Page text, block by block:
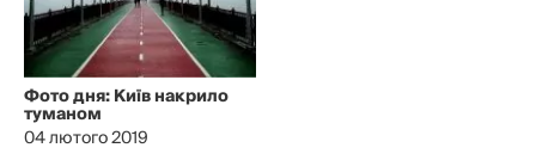
Фото дня: Київ накрило
туманом
04 лютого 2019